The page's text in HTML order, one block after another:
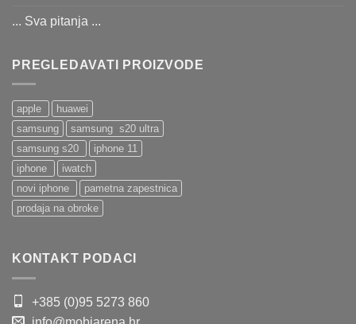
... Sva pitanja ...
PREGLEDAVATI PROIZVODE
apple
huawei
samsung
samsung s20 ultra
samsung s20
iphone 11
iphone
iwatch
novi iphone
pametna zapestnica
prodaja na obroke
KONTAKT PODACI
+385 (0)95 5273 860